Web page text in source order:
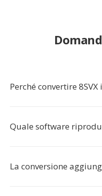
Perché convertire 8SVX
Quale software
La conversione